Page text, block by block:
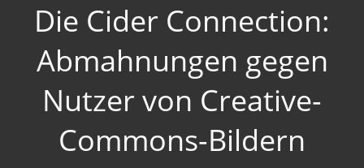
Die Cider Connection:
Abmahnungen gegen
Nutzer von Creative-
Commons-Bildern